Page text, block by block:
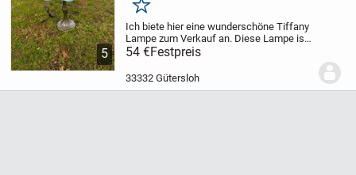
5
Merken
Ich biete hier eine wunderschöne Tiffany
Lampe zum Verkauf an. Diese Lampe ist
ein echter Hingucker und verbreitet ein
warmes, gemütliches Licht in jedem
Raum. Sie ist ca. 50 cm hoch und hat
einen...
54 €Festpreis
33332 Gütersloh